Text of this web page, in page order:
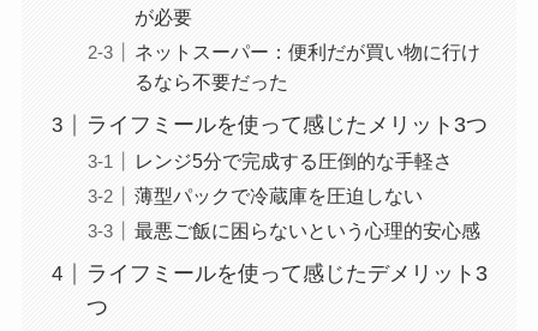
が必要
ネットスーパー：便利だが買い物に行け
るなら不要だった
ライフミールを使って感じたメリット3つ
レンジ5分で完成する圧倒的な手軽さ
薄型パックで冷蔵庫を圧迫しない
最悪ご飯に困らないという心理的安心感
ライフミールを使って感じたデメリット3
つ